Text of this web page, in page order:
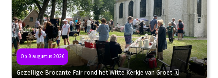
Op 8 augustus 2026
Gezellige Brocante Fair rond het Witte Kerkje van Groet 🗓